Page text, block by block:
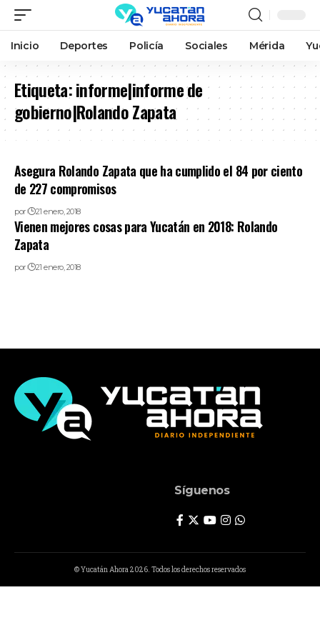
Inicio Deportes Policía Sociales Mérida
Etiqueta:informe|informe de
gobierno|Rolando Zapata
Asegura Rolando Zapata que ha cumplido el 84 por ciento
de 227 compromisos
por 21 enero, 2018
Vienen mejores cosas para Yucatán en 2018: Rolando
Zapata
por 21 enero, 2018
Síguenos
© Yucatán Ahora 2026. Todos los derechos reservados